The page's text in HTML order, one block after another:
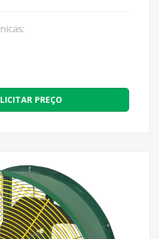
PREÇO